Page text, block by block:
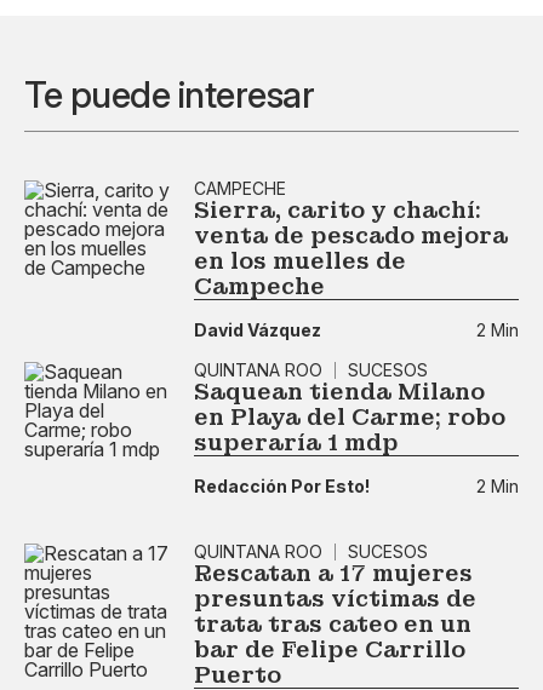
Te puede interesar
CAMPECHE
Sierra, carito y chachí:
venta de pescado mejora
en los muelles de
Campeche
David Vázquez
2 Min
QUINTANA ROO
SUCESOS
Saquean tienda Milano
en Playa del Carme; robo
superaría 1 mdp
Redacción Por Esto! 2 Min
QUINTANA ROO SUCESOS
Rescatan a 17 mujeres
presuntas víctimas de
trata tras cateo en un
bar de Felipe Carrillo
Puerto